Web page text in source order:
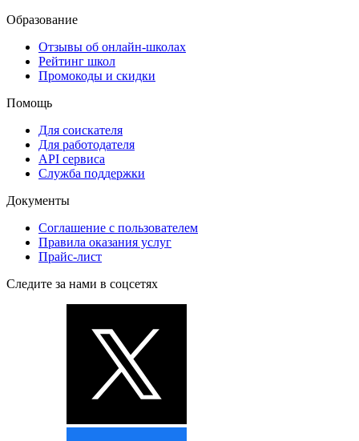
Образование
Отзывы об онлайн-школах
Рейтинг школ
Промокоды и скидки
Помощь
Для соискателя
Для работодателя
API сервиса
Служба поддержки
Документы
Соглашение с пользователем
Правила оказания услуг
Прайс-лист
Следите за нами в соцсетях